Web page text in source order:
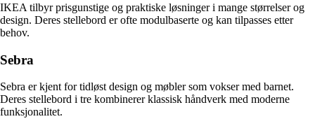
IKEA tilbyr prisgunstige og praktiske løsninger i mange størrelser og
design. Deres stellebord er ofte modulbaserte og kan tilpasses etter
behov.
Sebra
Sebra er kjent for tidløst design og møbler som vokser med barnet.
Deres stellebord i tre kombinerer klassisk håndverk med moderne
funksjonalitet.